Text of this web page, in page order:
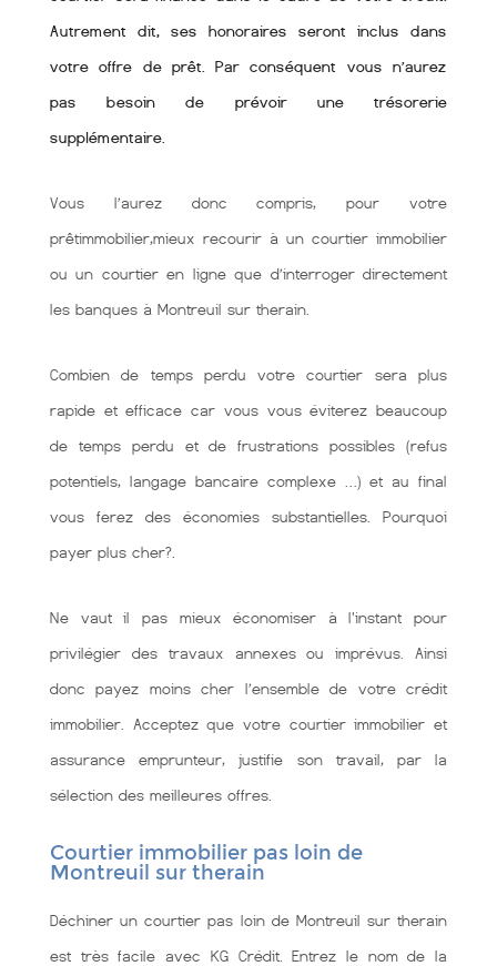
Autrement dit, ses honoraires seront inclus dans
votre offre de prêt. Par conséquent vous n’aurez
pas besoin de prévoir une trésorerie
supplémentaire.
Vous l’aurez donc compris, pour votre
prêtimmobilier,mieux recourir à un courtier immobilier
ou un courtier en ligne que d’interroger directement
les banques à Montreuil sur therain.
Combien de temps perdu votre courtier sera plus
rapide et efficace car vous vous éviterez beaucoup
de temps perdu et de frustrations possibles (refus
potentiels, langage bancaire complexe …) et au final
vous ferez des économies substantielles. Pourquoi
payer plus cher?.
Ne vaut il pas mieux économiser à l'instant pour
privilégier des travaux annexes ou imprévus. Ainsi
donc payez moins cher l’ensemble de votre crédit
immobilier. Acceptez que votre courtier immobilier et
assurance emprunteur, justifie son travail, par la
sélection des meilleures offres.
Courtier immobilier pas loin de
Montreuil sur therain
Déchiner un courtier pas loin de Montreuil sur therain
est très facile avec KG Crédit. Entrez le nom de la